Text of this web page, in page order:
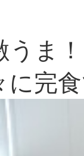
ま！
に完